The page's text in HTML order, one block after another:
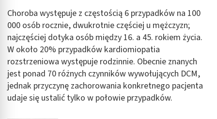
Choroba występuje z częstością 6 przypadków na 100
000 osób rocznie, dwukrotnie częściej u mężczyzn;
najczęściej dotyka osób między 16. a 45. rokiem życia.
W około 20% przypadków kardiomiopatia
rozstrzeniowa występuje rodzinnie. Obecnie znanych
jest ponad 70 różnych czynników wywołujących DCM,
jednak przyczynę zachorowania konkretnego pacjenta
udaje się ustalić tylko w połowie przypadków.